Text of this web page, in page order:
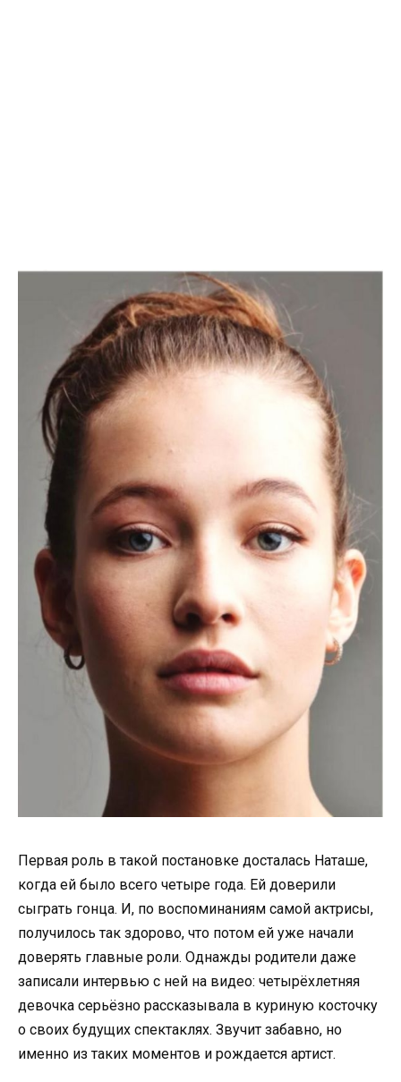
Первая роль в такой постановке досталась Наташе,
когда ей было всего четыре года. Ей доверили
сыграть гонца. И, по воспоминаниям самой актрисы,
получилось так здорово, что потом ей уже начали
доверять главные роли. Однажды родители даже
записали интервью с ней на видео: четырёхлетняя
девочка серьёзно рассказывала в куриную косточку
о своих будущих спектаклях. Звучит забавно, но
именно из таких моментов и рождается артист.